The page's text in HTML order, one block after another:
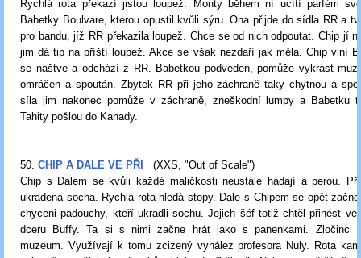
Rychlá rota překazí jistou loupež. Monty během ní ucítí parfém
Babetky Boulvare, kterou opustil kvůli sýru. Ona přijde do sídla RR a
pro bandu, jíž RR překazila loupež. Chce se od nich odpoutat. Chip jí
jim dá tip na příští loupež. Akce se však nezdaří jak měla. Chip viní
se naštve a odchází z RR. Babetkou podveden, pomůže vykrást
omráčen a spoután. Zbytek RR při jeho záchraně taky chytnou a
síla jim nakonec pomůže v záchraně, zneškodní lumpy a Babetku
Tahity pošlou do Kanady.
50. CHIP A DALE VE PŘI (XXS, "Out of Scale")
Chip s Dalem se kvůli každé maličkosti neustále hádají a perou.
ukradena socha. Rychlá rota hledá stopy. Dale s Chipem se opět
chyceni padouchy, kteří ukradli sochu. Jejich šéf totiž chtěl přinést
dceru Buffy. Ta si s nimi začne hrát jako s panenkami. Zločinci
muzeum. Využívají k tomu zcizený vynález profesora Nuly. Rota